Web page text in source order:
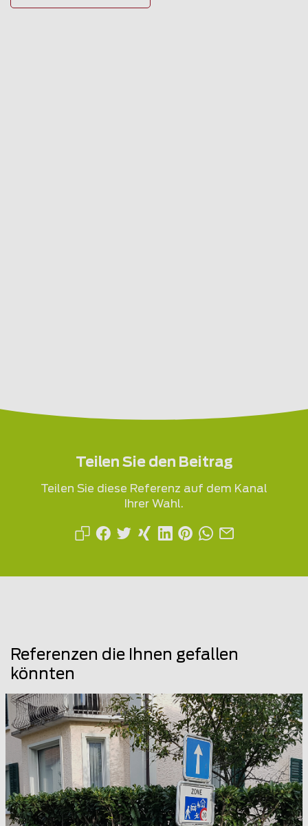
Teilen Sie den Beitrag
Teilen Sie diese Referenz auf dem Kanal
Ihrer Wahl.
Referenzen die Ihnen gefallen
könnten